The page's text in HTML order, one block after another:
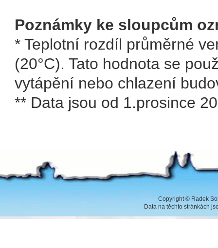
Poznámky ke sloupcům
* Teplotní rozdíl průměrné
(20°C). Tato hodnota se
vytápění nebo chlazení
** Data jsou od 1.prosince
Copyright© Radek
Data na těchto stránkách